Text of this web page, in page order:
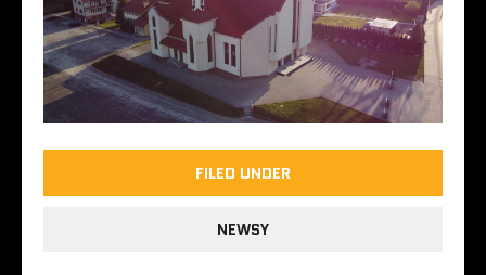
FILED UNDER
NEWSY